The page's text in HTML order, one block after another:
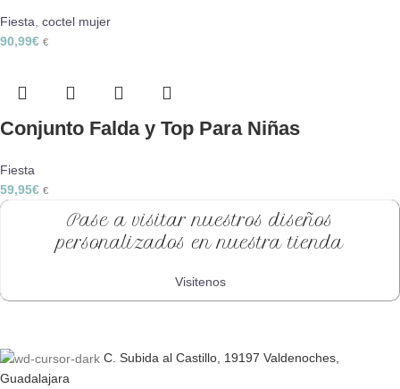
Fiesta coctel mujer
90,99€ €
Conjunto Falda y Top Para Niñas
Fiesta
59,95€ €
Pase a visitar nuestros diseños
personalizados en nuestra tienda
Visitenos
C. Subida al Castillo, 19197 Valdenoches,
Guadalajara